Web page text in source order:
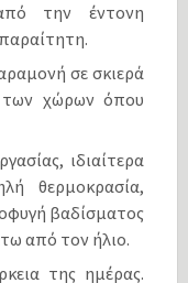
την έντονη
σε σκιερά
των χώρων όπου
ιδιαίτερα
θερμοκρασία,
βαδίσματος
από τον ήλιο.
της ημέρας.